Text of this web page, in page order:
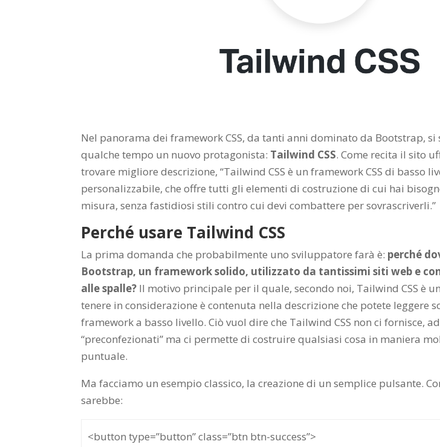
Nel panorama dei framework CSS, da tanti anni dominato da Bootstrap,
qualche tempo un nuovo protagonista: Tailwind CSS. Come recita il sito
trovare migliore descrizione, “Tailwind CSS è un framework CSS di basso
personalizzabile, che offre tutti gli elementi di costruzione di cui hai
misura, senza fastidiosi stili contro cui devi combattere per sovrascriverli.”
Perché usare Tailwind CSS
La prima domanda che probabilmente uno sviluppatore farà è: perché
Bootstrap, un framework solido, utilizzato da tantissimi siti web e
alle spalle? Il motivo principale per il quale, secondo noi, Tailwind CSS è
tenere in considerazione è contenuta nella descrizione che potete leggere
framework a basso livello. Ciò vuol dire che Tailwind CSS non ci fornisce,
“preconfezionati” ma ci permette di costruire qualsiasi cosa in maniera
puntuale.
Ma facciamo un esempio classico, la creazione di un semplice pulsante.
sarebbe:
<button type=”button” class=”btn btn-success”>